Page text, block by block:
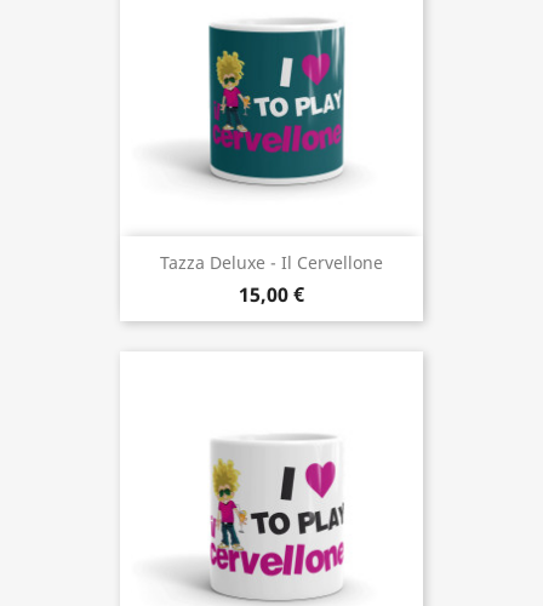
Tazza Deluxe - Il Cervellone
15,00 €